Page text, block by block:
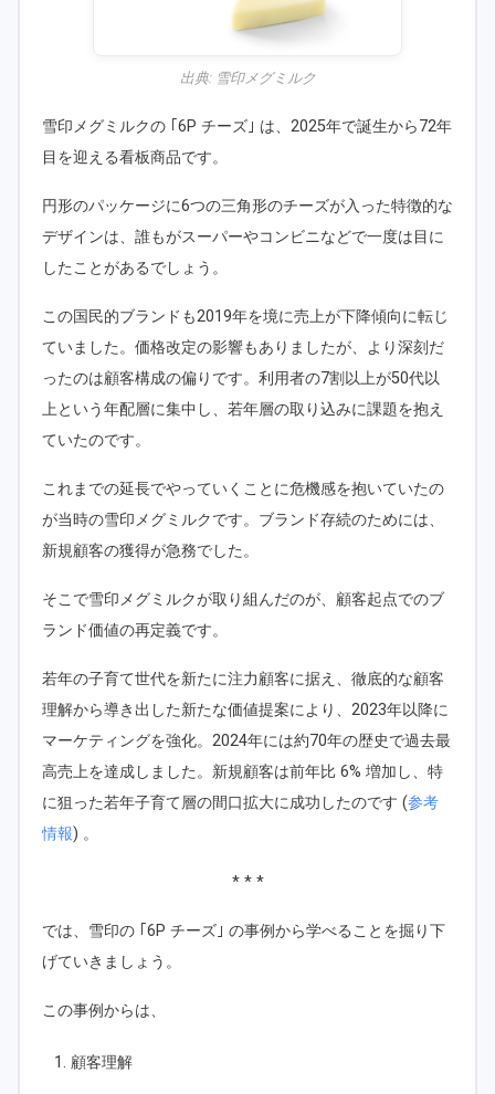
出典: 雪印メグミルク
雪印メグミルクの ｢6P チーズ｣ は、2025年で誕生から72年
目を迎える看板商品です。
円形のパッケージに6つの三角形のチーズが入った特徴的な
デザインは、誰もがスーパーやコンビニなどで一度は目に
したことがあるでしょう。
この国民的ブランドも2019年を境に売上が下降傾向に転じ
ていました。価格改定の影響もありましたが、より深刻だ
ったのは顧客構成の偏りです。利用者の7割以上が50代以
上という年配層に集中し、若年層の取り込みに課題を抱え
ていたのです。
これまでの延長でやっていくことに危機感を抱いていたの
が当時の雪印メグミルクです。ブランド存続のためには、
新規顧客の獲得が急務でした。
そこで雪印メグミルクが取り組んだのが、顧客起点でのブ
ランド価値の再定義です。
若年の子育て世代を新たに注力顧客に据え、徹底的な顧客
理解から導き出した新たな価値提案により、2023年以降に
マーケティングを強化。2024年には約70年の歴史で過去最
高売上を達成しました。新規顧客は前年比 6% 増加し、特
に狙った若年子育て層の間口拡大に成功したのです (参考
情報) 。
* * *
では、雪印の ｢6P チーズ｣ の事例から学べることを掘り下
げていきましょう。
この事例からは、
顧客理解